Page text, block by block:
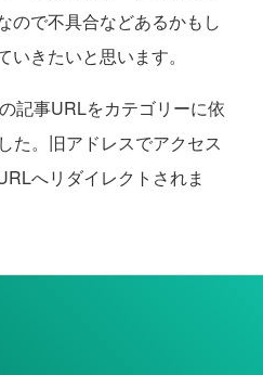
ので不具合などあるかもし
きたいと思います。
記事URLをカテゴリーに依
た。旧アドレスでアクセス
へリダイレクトされま